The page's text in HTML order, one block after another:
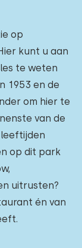
op
kunt u aan
te weten
1953 en de
om hier te
van de
leeftijden
op dit park
uitrusten?
én van